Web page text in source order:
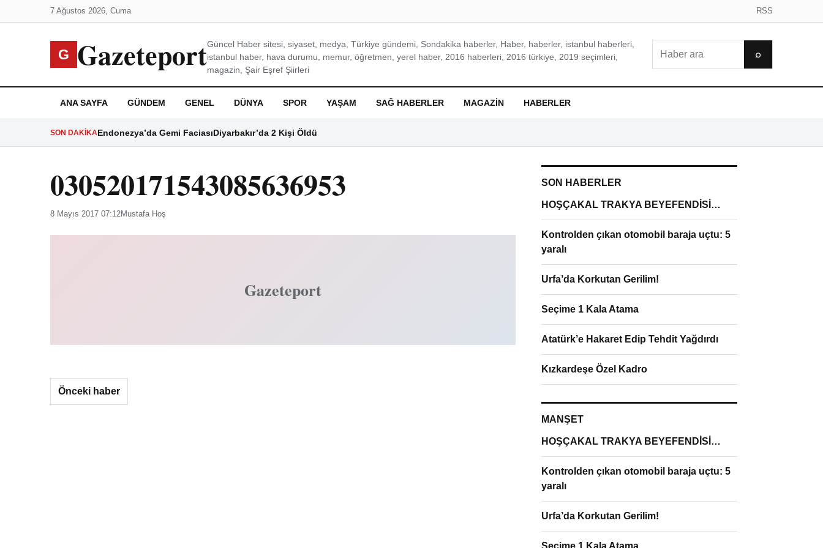
7 Ağustos 2026, Cuma RSS
G GazeteportGüncel Haber sitesi, siyaset, medya, Türkiye gündemi, Sondakika haberler, Haber, haberler, istanbul haberleri,
istanbul haber, hava durumu, memur, öğretmen, yerel haber, 2016 haberleri, 2016 türkiye, 2019 seçimleri,
magazin, Şair Eşref Şiirleri
⌕
ANA SAYFA GÜNDEM GENEL DÜNYA SPOR YAŞAM SAĞ HABERLER MAGAZIN HABERLER
SON DAKIKAEndonezya’da Gemi FaciasıDiyarbakır’da 2 Kişi Öldü
030520171543085636953
8 Mayıs 2017 07:12Mustafa Hoş
Gazeteport
Önceki haber
SON HABERLER
HOŞÇAKAL TRAKYA BEYEFENDİSİ…
Kontrolden çıkan otomobil baraja uçtu: 5
yaralı
Urfa’da Korkutan Gerilim!
Seçime 1 Kala Atama
Atatürk’e Hakaret Edip Tehdit Yağdırdı
Kızkardeşe Özel Kadro
MANŞET
HOŞÇAKAL TRAKYA BEYEFENDİSİ…
Kontrolden çıkan otomobil baraja uçtu: 5
yaralı
Urfa’da Korkutan Gerilim!
Seçime 1 Kala Atama